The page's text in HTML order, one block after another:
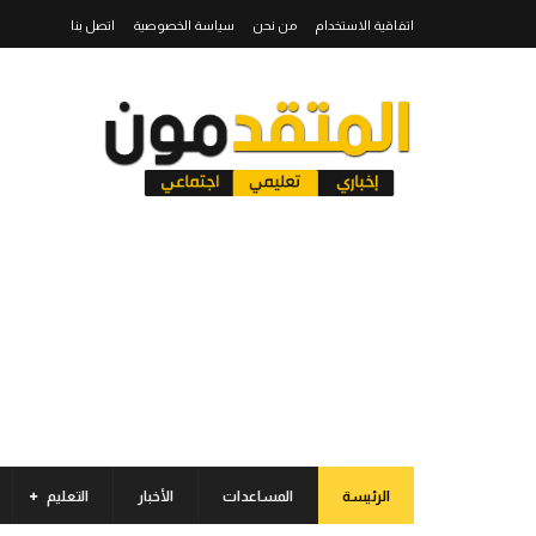
اتفاقية الاستخدام من نحن سياسة الخصوصية اتصل بنا
الرئيسة المساعدات الأخبار التعليم